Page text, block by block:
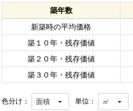
築年数
新築時の平均価格
築１０年・残存価値
築２０年・残存価値
築３０年・残存価値
色分け： 面積 単位： ㎡